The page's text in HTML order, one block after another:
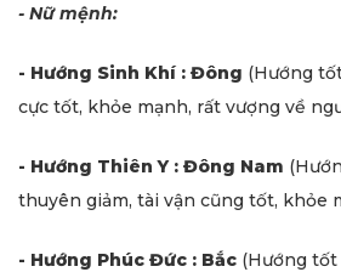
- Nữ mệnh:
- Hướng Sinh Khí : Đông (Hướng
cực tốt, khỏe mạnh, rất vượng về
- Hướng Thiên Y : Đông Nam
thuyên giảm, tài vận cũng tốt, khỏe
- Hướng Phúc Đức : Bắc (Hướng